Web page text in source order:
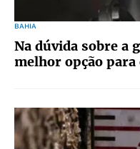
BAHIA
Na dúvida sobre a
melhor opção para